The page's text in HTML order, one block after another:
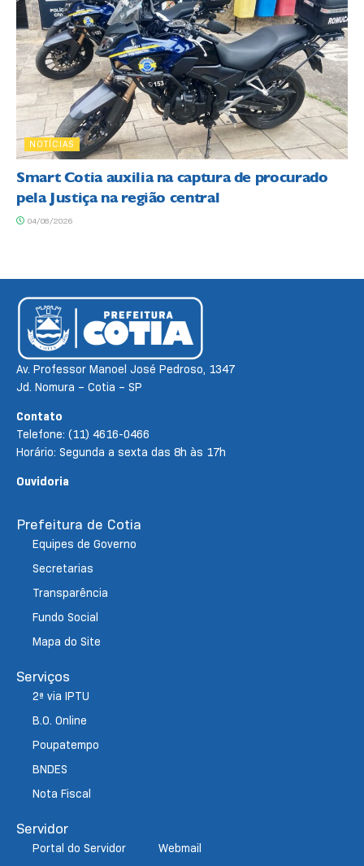
NOTÍCIAS
Smart Cotia auxilia na captura de procurado
pela Justiça na região central
04/08/2026
Av. Professor Manoel José Pedroso, 1347
Jd. Nomura – Cotia – SP
Contato
Telefone: (11) 4616-0466
Horário: Segunda a sexta das 8h às 17h
Ouvidoria
Prefeitura de Cotia
Equipes de Governo
Secretarias
Transparência
Fundo Social
Mapa do Site
Serviços
2ª via IPTU
B.O. Online
Poupatempo
BNDES
Nota Fiscal
Servidor
Portal do Servidor Webmail